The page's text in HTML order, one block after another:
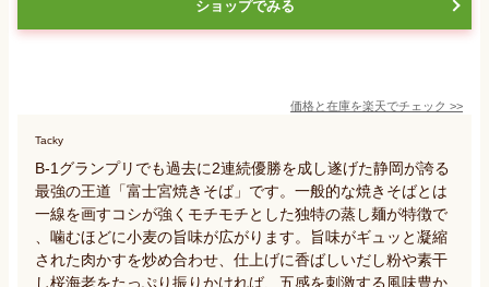
ショップでみる
価格と在庫を楽天でチェック >>
Tacky
B-1グランプリでも過去に2連続優勝を成し遂げた静岡が誇る
最強の王道「富士宮焼きそば」です。一般的な焼きそばとは
一線を画すコシが強くモチモチとした独特の蒸し麺が特徴で
、噛むほどに小麦の旨味が広がります。旨味がギュッと凝縮
された肉かすを炒め合わせ、仕上げに香ばしいだし粉や素干
し桜海老をたっぷり振りかければ、五感を刺激する風味豊か